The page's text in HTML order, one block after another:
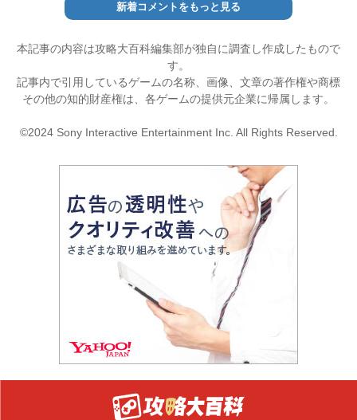
新着コメントをもっと見る
本記事の内容は攻略大百科編集部が独自に調査し作成したもので
す。
記事内で引用しているゲームの名称、画像、文章の著作権や商標
その他の知的財産権は、各ゲームの提供元企業に帰属します。
©2024 Sony Interactive Entertainment Inc. All Rights Reserved.